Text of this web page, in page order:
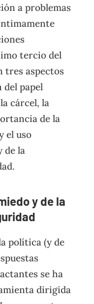
a problemas
tercio del
tres aspectos
papel
cárcel, la
de la
el uso
de la
y de la
política (y de
se ha
dirigida